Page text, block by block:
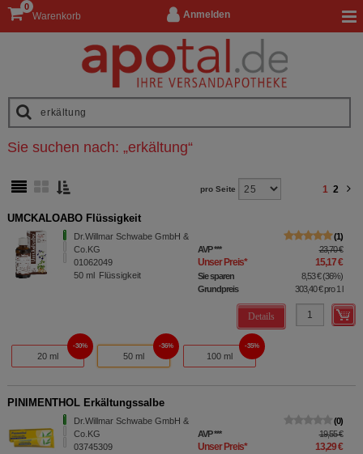
Anmelden
Warenkorb
0
Sie suchen nach: „erkältung“
pro Seite 1 2
UMCKALOABO Flüssigkeit
Dr.Willmar Schwabe GmbH &
Co.KG
01062049
50 ml Flüssigkeit
1
AVP*** 23,70 €
Unser Preis* 15,17 €
Sie sparen 8,53 €(36%)
Grundpreis
303,40 €pro 1 l
Details
20 ml
30%
50 ml
36%
100 ml
35%
PINIMENTHOL Erkältungssalbe
Dr.Willmar Schwabe GmbH &
Co.KG
03745309
0
AVP*** 19,55 €
Unser Preis* 13,29 €